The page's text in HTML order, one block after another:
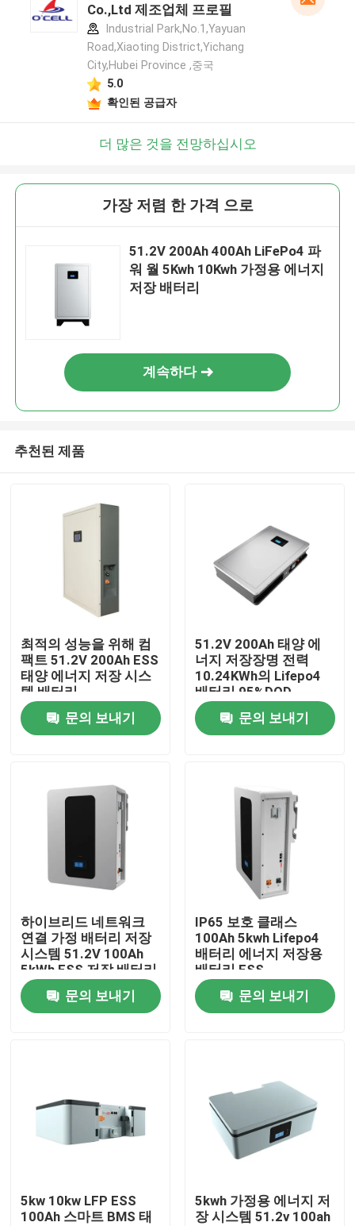
회사 소개
공장 투어
품질 관리
리튬 이온 라이프포4 전지
Co.,Ltd 제조업체 프로필
Industrial Park,No.1,Yayuan
Road,Xiaoting District,Yichang
City,Hubei Province ,중국
5.0
확인된 공급자
더 많은 것을 전망하십시오
가장 저렴 한 가격 으로
51.2V 200Ah 400Ah LiFePo4 파
워 월 5Kwh 10Kwh 가정용 에너지
저장 배터리
계속하다
추천된 제품
최적의 성능을 위해 컴
팩트 51.2V 200Ah ESS
태양 에너지 저장 시스
템 배터리
문의 보내기
51.2V 200Ah 태양 에
너지 저장장명 전력
10.24KWh의 Lifepo4
배터리 95%DOD
문의 보내기
하이브리드 네트워크
연결 가정 배터리 저장
시스템 51.2V 100Ah
5kWh ESS 저장 배터리
문의 보내기
IP65 보호 클래스
100Ah 5kwh Lifepo4
배터리 에너지 저장용
배터리 ESS
문의 보내기
5kw 10kw LFP ESS
100Ah 스마트 BMS 태
5kwh 가정용 에너지 저
장 시스템 51.2v 100ah